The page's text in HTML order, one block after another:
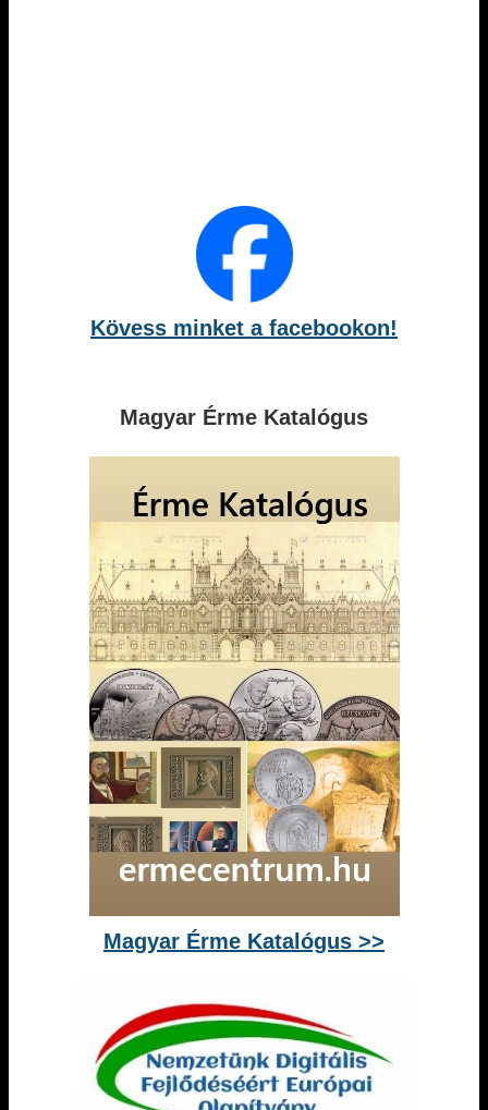
Kövess minket a facebookon!
Magyar Érme Katalógus
Magyar Érme Katalógus >>